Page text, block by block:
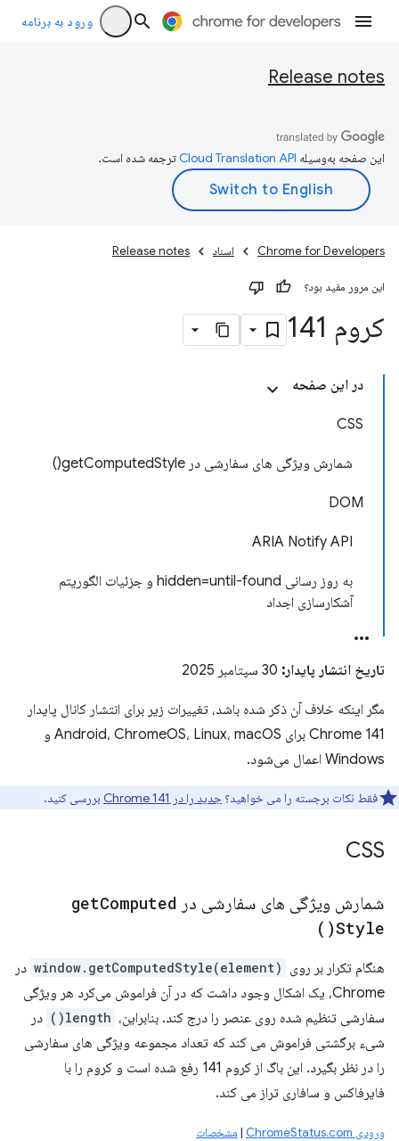
ورود به برنامه
Release notes
این صفحه به‌وسیله ترجمه شده است.
Chrome for Developers اسناد Release notes
این مرور مفید بود؟
کروم 141
در این صفحه
CSS
شمارش ویژگی های سفارشی در getComputedStyle()
DOM
ARIA Notify API
به روز رسانی hidden=until-found و جزئیات الگوریتم
آشکارسازی اجداد
تاریخ انتشار پایدار:
مگر اینکه خلاف آن ذکر شده باشد، تغییرات زیر برای انتشار کانال پایدار
Chrome 141 برای Android، ChromeOS، Linux، macOS و
Windows اعمال می‌شود.
فقط نکات برجسته را می خواهید؟ جدید را در Chrome 141 بررسی کنید.
CSS
شمارش ویژگی های سفارشی در getComputed
Style(
)
هنگام تکرار بر روی window.getComputedStyle(element) در
Chrome، یک اشکال وجود داشت که در آن فراموش می‌کرد هر ویژگی
سفارشی تنظیم شده روی عنصر را درج کند. بنابراین، length()
در
شیء برگشتی فراموش می کند که تعداد مجموعه ویژگی های سفارشی
را در نظر بگیرد. این باگ از کروم 141 رفع شده است و کروم را با
فایرفاکس و سافاری تراز می کند.
ورودی ChromeStatus.com | مشخصات